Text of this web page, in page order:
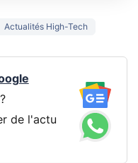
Actualités High-Tech
de l'actu